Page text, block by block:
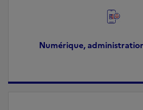
Numérique,
Image